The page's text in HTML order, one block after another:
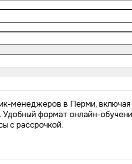
менеджеров в Перми,
Удобный формат онлайн-
с рассрочкой.